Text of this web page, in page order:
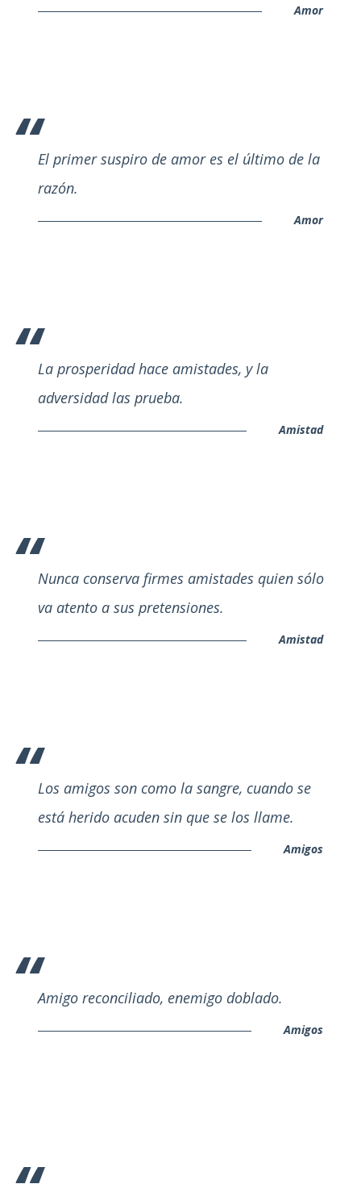
Amor
El primer suspiro de amor es el último de la
razón.
Amor
La prosperidad hace amistades, y la
adversidad las prueba.
Amistad
Nunca conserva firmes amistades quien sólo
va atento a sus pretensiones.
Amistad
Los amigos son como la sangre, cuando se
está herido acuden sin que se los llame.
Amigos
Amigo reconciliado, enemigo doblado.
Amigos